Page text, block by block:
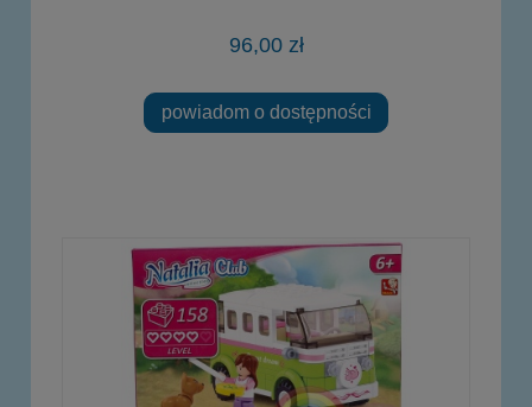
96,00 zł
powiadom o dostępności